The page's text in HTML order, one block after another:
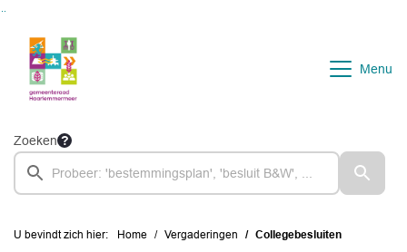
Menu
Zoeken
U bevindt zich hier: Home Vergaderingen Collegebesluiten